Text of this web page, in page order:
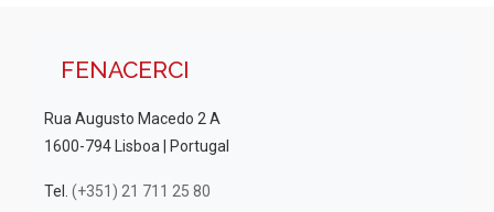
FENACERCI
Rua Augusto Macedo 2 A
1600-794 Lisboa | Portugal
Tel. (+351) 21 711 25 80